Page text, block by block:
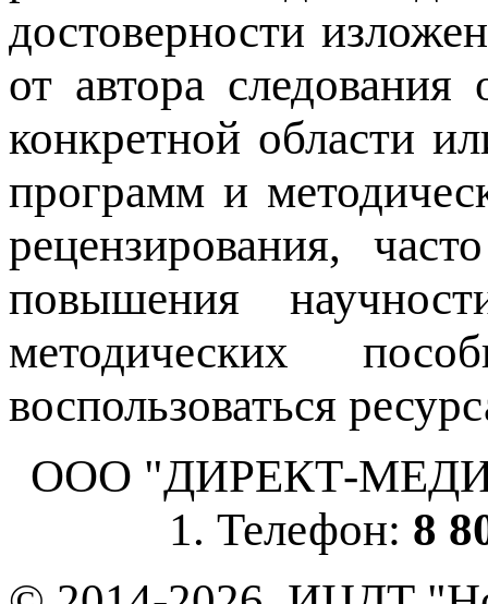
достоверности
от автора
конкретной области
программ и
рецензирования,
повышения
методических
воспользоваться
ООО "ДИРЕКТ-
1. Телефон: 8